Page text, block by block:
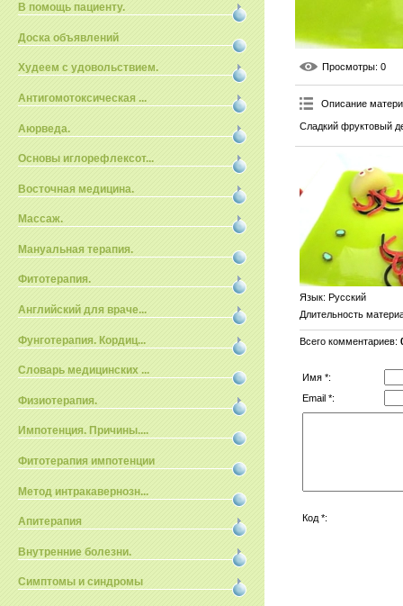
В помощь пациенту.
Доска объявлений
Худеем с удовольствием.
Антигомотоксическая ...
Аюрведа.
Основы иглорефлексот...
Восточная медицина.
Массаж.
Мануальная терапия.
Фитотерапия.
Английский для враче...
Фунготерапия. Кордиц...
Словарь медицинских ...
Физиотерапия.
Импотенция. Причины....
Фитотерапия импотенции
Метод интракавернозн...
Апитерапия
Внутренние болезни.
Симптомы и синдромы
Просмотры: 0
Описание
Сладкий фруктовый
Язык: Русский
Длительность
Всего комментариев:
Имя *:
Email *:
Код *: